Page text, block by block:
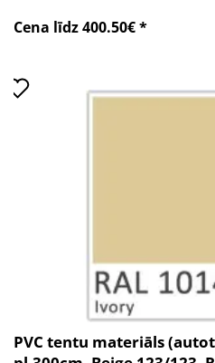
Cena līdz 400.50€ *
PVC tentu materiāls